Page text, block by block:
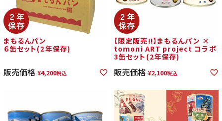
まもるんパン
６缶セット(2年保存)
販売価格 ¥4,200税込
【限定販売!!】まもるんパン ×
tomoni ART project コラボ
3缶セット(2年保存)
販売価格 ¥2,100税込